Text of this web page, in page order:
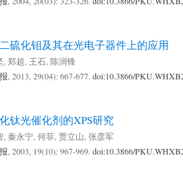
硫化钼及其在光电子器件上的应用
郑超 王石 陈润锋
, 2013, 29(04): 667-677. doi:10.3866/
钛光催化剂的XPS研究
秦永宁 何菲 贾立山 张彦军
, 2003, 19(10): 967-969. doi:10.3866/